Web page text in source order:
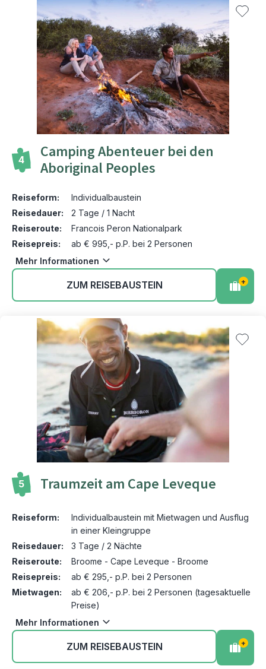
4
Camping Abenteuer bei den
Aboriginal Peoples
Reiseform:
Individualbaustein
Reisedauer:
2 Tage / 1 Nacht
Reiseroute:
Francois Peron Nationalpark
Reisepreis:
ab € 995,- p.P. bei 2 Personen
Mehr Informationen
ZUM REISEBAUSTEIN +
5 Traumzeit am Cape Leveque
Reiseform:
Individualbaustein mit Mietwagen und Ausflug
in einer Kleingruppe
Reisedauer:
3 Tage / 2 Nächte
Reiseroute:
Broome - Cape Leveque - Broome
Reisepreis:
ab € 295,- p.P. bei 2 Personen
Mietwagen:
ab € 206,- p.P. bei 2 Personen (tagesaktuelle
Preise)
Mehr Informationen
ZUM REISEBAUSTEIN +